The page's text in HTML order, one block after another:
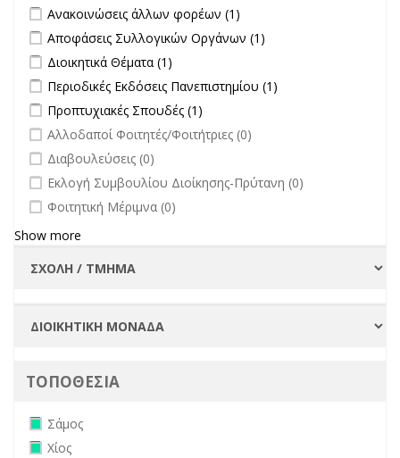
Apply Ανακοινώσεις άλλων φορέων filter
Ανακοινώσεις άλλων φορέων (1)
Apply Αποφάσεις Συλλογικών Οργάνων filter
Αποφάσεις Συλλογικών Οργάνων (1)
Apply Διοικητικά Θέματα filter
Διοικητικά Θέματα (1)
Apply Περιοδικές Εκδόσεις Πανεπιστημίου filter
Περιοδικές Εκδόσεις Πανεπιστημίου (1)
Apply Προπτυχιακές Σπουδές filter
Προπτυχιακές Σπουδές (1)
undefined
Αλλοδαποί Φοιτητές/Φοιτήτριες (0)
undefined
Διαβουλεύσεις (0)
undefined
Εκλογή Συμβουλίου Διοίκησης-Πρύτανη (0)
undefined
Φοιτητική Μέριμνα (0)
Show more
ΤΟΠΟΘΕΣΙΑ
Remove Σάμος filter
Σάμος
Remove Χίος filter
Χίος